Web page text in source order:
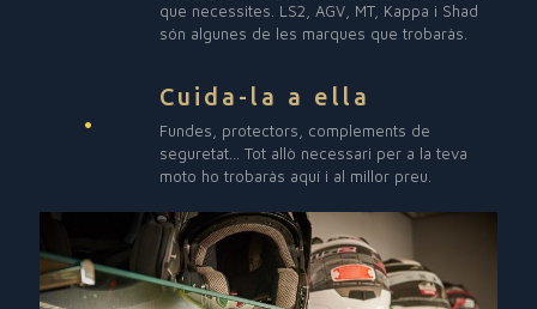
que necessites. LS2, AGV, MT, Kappa i Shad
són algunes de les marques que trobaràs.
Cuida-la a ella
Fundes, protectors, complements de
seguretat... Tot allò necessari per a la teva
moto ho trobaràs aquí i al millor preu.